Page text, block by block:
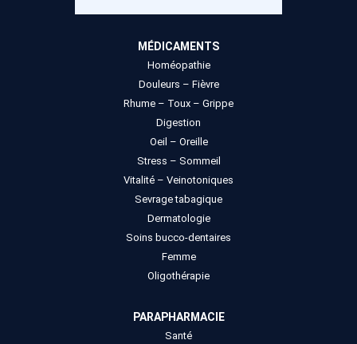
MÉDICAMENTS
Homéopathie
Douleurs – Fièvre
Rhume – Toux – Grippe
Digestion
Oeil – Oreille
Stress – Sommeil
Vitalité – Veinotoniques
Sevrage tabagique
Dermatologie
Soins bucco-dentaires
Femme
Oligothérapie
PARAPHARMACIE
Santé